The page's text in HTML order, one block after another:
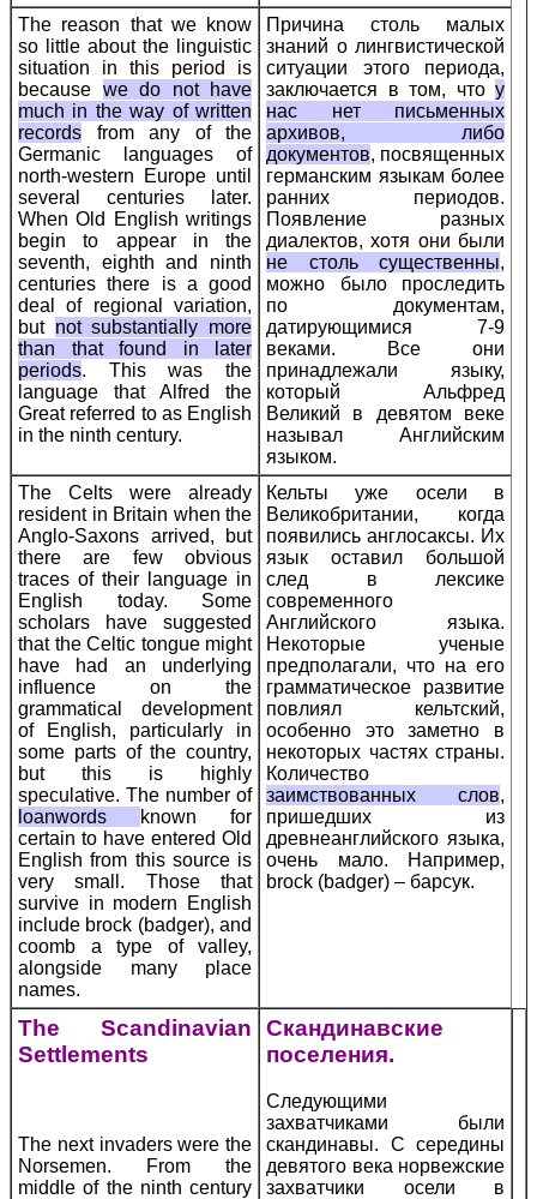
The reason that we know
so little about the linguistic
situation in this period is
because we do not have
much in the way of written
records from any of the
Germanic languages of
north-western Europe until
several centuries later.
When Old English writings
begin to appear in the
seventh, eighth and ninth
centuries there is a good
deal of regional variation,
but not substantially more
than that found in later
periods. This was the
language that Alfred the
Great referred to as English
in the ninth century.
Причина столь малых
знаний о лингвистической
ситуации этого периода,
заключается в том, что у
нас нет письменных
архивов, либо
документов, посвященных
германским языкам более
ранних периодов.
Появление разных
диалектов, хотя они были
не столь существенны,
можно было проследить
по документам,
датирующимися 7-9
веками. Все они
принадлежали языку,
который Альфред
Великий в девятом веке
называл Английским
языком.
The Celts were already
resident in Britain when the
Anglo-Saxons arrived, but
there are few obvious
traces of their language in
English today. Some
scholars have suggested
that the Celtic tongue might
have had an underlying
influence on the
grammatical development
of English, particularly in
some parts of the country,
but this is highly
speculative. The number of
loanwords
known for
certain to have entered Old
English from this source is
very small. Those that
survive in modern English
include brock (badger), and
coomb a type of valley,
alongside many place
names.
Кельты уже осели в
Великобритании, когда
появились англосаксы. Их
язык оставил большой
след в лексике
современного
Английского языка.
Некоторые ученые
предполагали, что на его
грамматическое развитие
повлиял кельтский,
особенно это заметно в
некоторых частях страны.
Количество
заимствованных слов,
пришедших из
древнеанглийского языка,
очень мало. Например,
brock (badger) – барсук.
The Scandinavian
Settlements
The next invaders were the
Norsemen. From the
middle of the ninth century
Скандинавские
поселения.
Следующими
захватчиками были
скандинавы. С середины
девятого века норвежские
захватчики осели в